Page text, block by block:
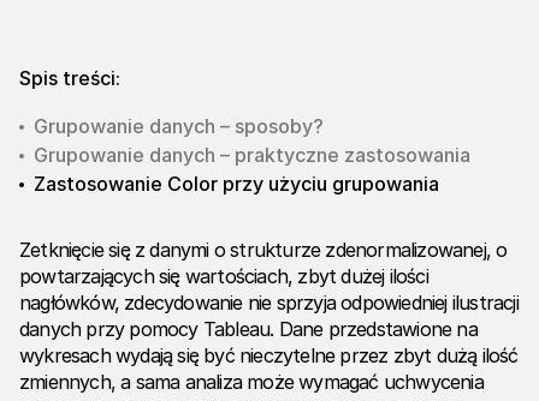
Spis treści:
Grupowanie danych – sposoby?
Grupowanie danych – praktyczne zastosowania
Zastosowanie Color przy użyciu grupowania
Zetknięcie się z danymi o strukturze zdenormalizowanej, o
powtarzających się wartościach, zbyt dużej ilości
nagłówków, zdecydowanie nie sprzyja odpowiedniej ilustracji
danych przy pomocy Tableau. Dane przedstawione na
wykresach wydają się być nieczytelne przez zbyt dużą ilość
zmiennych, a sama analiza może wymagać uchwycenia